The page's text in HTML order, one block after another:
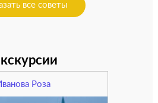
все советы
Роза